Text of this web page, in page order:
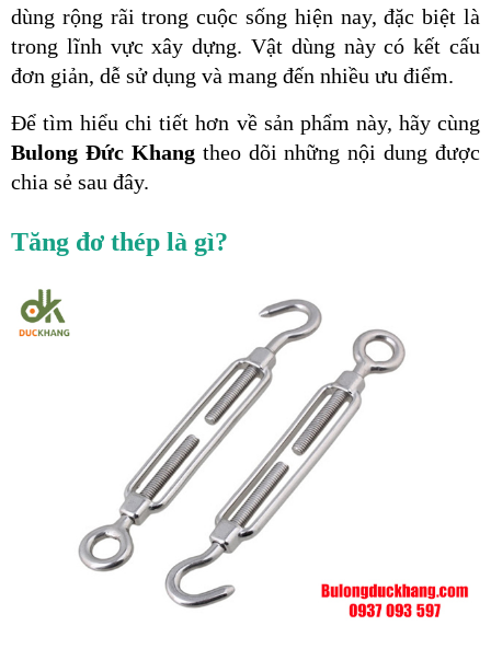
dùng rộng rãi trong cuộc sống hiện nay, đặc biệt là
trong lĩnh vực xây dựng. Vật dùng này có kết cấu
đơn giản, dễ sử dụng và mang đến nhiều ưu điểm.
Bulong Đức Khang theo dõi những nội dung được
chia sẻ sau đây.
Tăng đơ thép là gì?